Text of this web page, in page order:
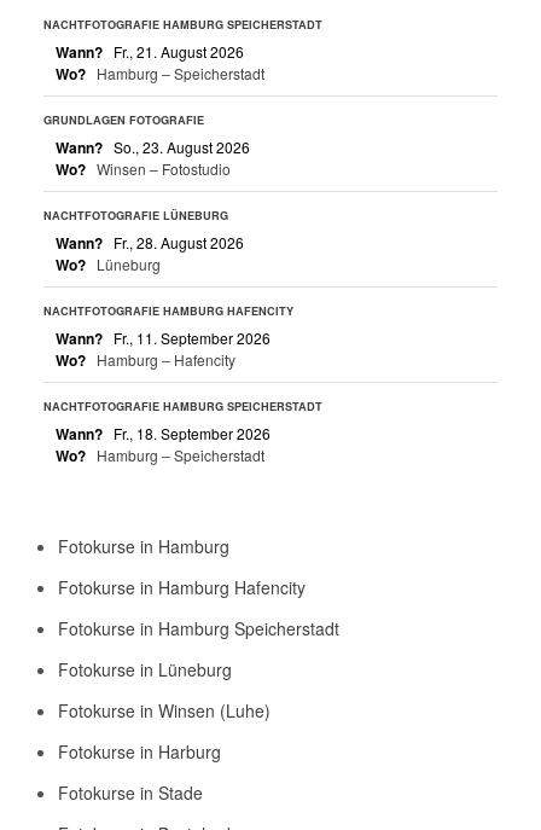
NACHTFOTOGRAFIE HAMBURG SPEICHERSTADT
Wann? Fr., 21. August 2026
Wo? Hamburg – Speicherstadt
GRUNDLAGEN FOTOGRAFIE
Wann? So., 23. August 2026
Wo? Winsen – Fotostudio
NACHTFOTOGRAFIE LÜNEBURG
Wann? Fr., 28. August 2026
Wo? Lüneburg
NACHTFOTOGRAFIE HAMBURG HAFENCITY
Wann? Fr., 11. September 2026
Wo? Hamburg – Hafencity
NACHTFOTOGRAFIE HAMBURG SPEICHERSTADT
Wann? Fr., 18. September 2026
Wo? Hamburg – Speicherstadt
Fotokurse in Hamburg
Fotokurse in Hamburg Hafencity
Fotokurse in Hamburg Speicherstadt
Fotokurse in Lüneburg
Fotokurse in Winsen (Luhe)
Fotokurse in Harburg
Fotokurse in Stade